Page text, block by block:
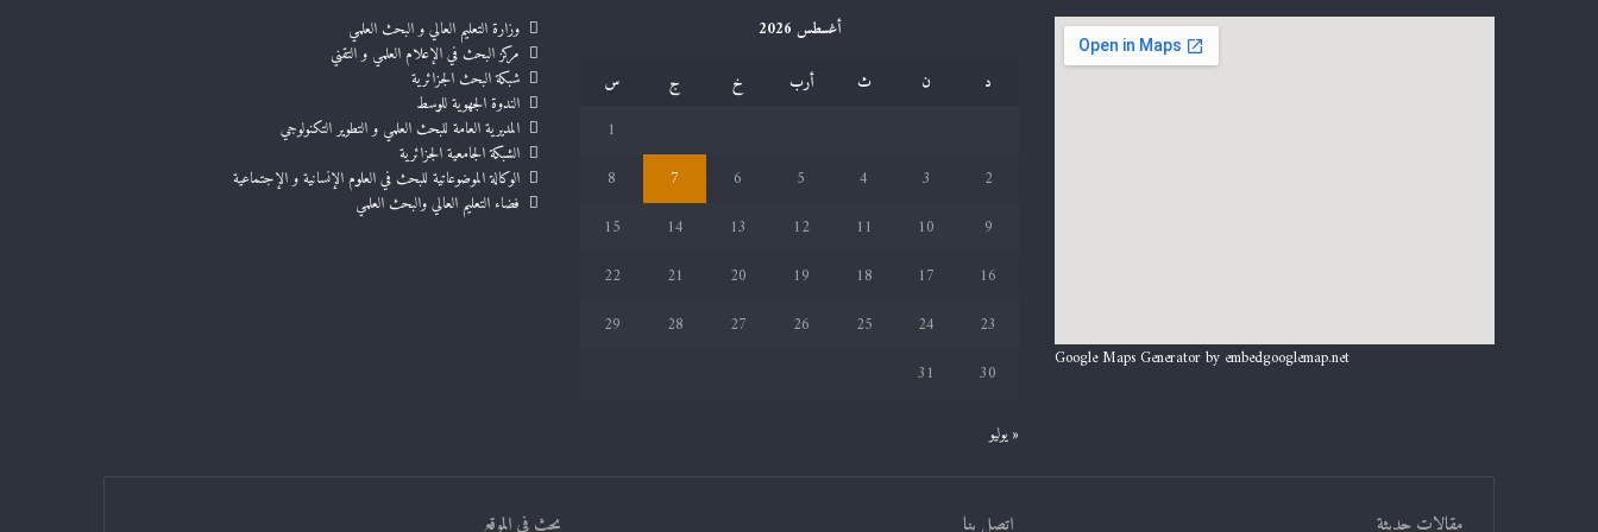
Google Maps Generator by embedgooglemap.net
أغسطس 2026
د
ن ث أرب خ ج
س
1
2
3
4
5
6
7
8
9
10
11
12
13
14
15
16
17
18
19
20
21
22
23
24
25
26
27
28
29
30
31
« يوليو
وزارة التعليم العالي و البحث العلمي
مركز البحث في الإعلام العلمي و التقني
شبكة البحث الجزائرية
الندوة الجهوية للوسط
المديرية العامة للبحث العلمي و التطوير التكنولوجي
الشبكة الجامعية الجزائرية
الوكالة الموضوعاتية للبحث في العلوم الإنسانية و الإجتماعية
فضاء التعليم العالي والبحث العلمي
مقالات حديثة اتصل بنا بحث في الموقع